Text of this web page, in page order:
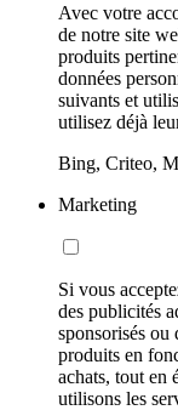
Avec votre
de notre site
produits
données
suivants et
utilisez déjà
Bing, Criteo,
Marketing
Si vous
des publicités
sponsorisés ou
produits en
achats, tout en
utilisons les